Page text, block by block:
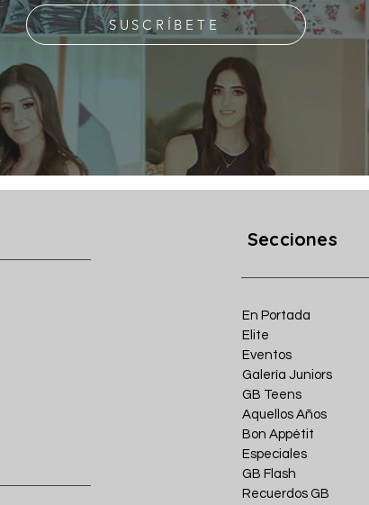
SUSCRÍBETE
Secciones
En Portada
Elite
Eventos
Galería Juniors
GB Teens
Aquellos Años
Bon Appétit
Especiales
GB Flash
Recuerdos GB